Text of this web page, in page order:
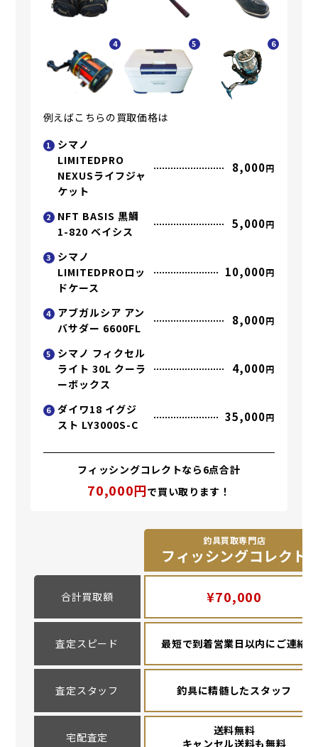
4 5 6
例えばこちらの買取価格は
1
シマノ
LIMITEDPRO
NEXUSライフジャ
ケット
8,000円
2
NFT BASIS 黒鯛
1-820 ベイシス
5,000円
3
シマノ
LIMITEDPROロッ
ドケース
10,000円
4
アブガルシア アン
バサダー 6600FL
8,000円
5
シマノ フィクセル
ライト 30L クーラ
ーボックス
4,000円
6 ダイワ18 イグジ
スト LY3000S-C
35,000円
フィッシングコレクトなら6点合計
70,000円で買い取ります！
釣具買取専門店
フィッシングコレクト
合計買取額 ¥70,000
査定スピード 最短で到着営業日以内にご連絡
査定スタッフ 釣具に精髄したスタッフ
宅配査定
送料無料
キャンセル送料も無料